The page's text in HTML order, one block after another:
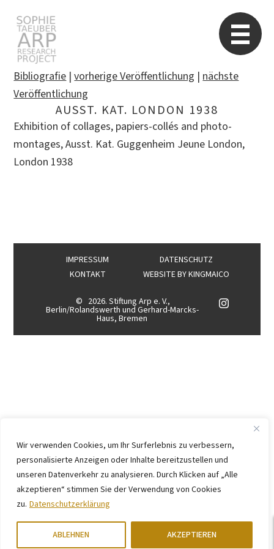
Wir verwenden Cookies, um Ihr Surferlebnis zu verbessern,
personalisierte Anzeigen oder Inhalte bereitzustellen und
unseren Datenverkehr zu analysieren. Durch Klicken auf „Alle
akzeptieren“ stimmen Sie der Verwendung von Cookies
zu. Datenschutzerklärung
ABLEHNEN AKZEPTIEREN
Suchen
nach:
Bibliografie|vorherige Veröffentlichung |nächste
Veröffentlichung
AUSST. KAT. LONDON 1938
Exhibition of collages, papiers-collés and photo-
montages, Ausst. Kat. Guggenheim Jeune London,
London 1938
IMPRESSUM
DATENSCHUTZ
KONTAKT
WEBSITE BYKINGMAICO
© 2026. Stiftung Arp e. V.,
Berlin/Rolandswerth und Gerhard-Marcks-
Haus, Bremen